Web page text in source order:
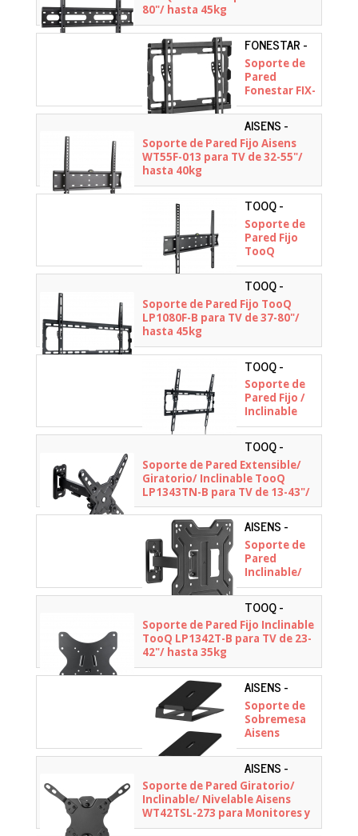
80"/ hasta 45kg
FONESTAR -
FIX-022EN
Soporte de
Pared
Fonestar FIX-
022EN para
TV de 23-55"/
hasta 45kg
AISENS -
WT55F-013
Soporte de Pared Fijo Aisens
WT55F-013 para TV de 32-55"/
hasta 40kg
TOOQ -
LP4155F-B
Soporte de
Pared Fijo
TooQ
LP4155F-B
para TV de
32-55"/ hasta
40kg
TOOQ -
LP1080F-B
Soporte de Pared Fijo TooQ
LP1080F-B para TV de 37-80"/
hasta 45kg
TOOQ -
LP1071T-B
Soporte de
Pared Fijo /
Inclinable
TooQ
LP1071T-B
para TV de
32-70"/ hasta
45kg
TOOQ -
LP1343TN-B
Soporte de Pared Extensible/
Giratorio/ Inclinable TooQ
LP1343TN-B para TV de 13-43"/
hasta 20kg
AISENS -
WT43TSE-
411
Soporte de
Pared
Inclinable/
Giratorio
Aisens
WT43TSE-411
para TV de
23-43"/ hasta
TOOQ -
LP1342T-B
Soporte de Pared Fijo Inclinable
TooQ LP1342T-B para TV de 23-
42"/ hasta 35kg
AISENS -
SPK08U-427
Soporte de
Sobremesa
Aisens
SPK08U-427
para
Altavoces/
hasta 10kg
AISENS -
WT42TSL-
273
Soporte de Pared Giratorio/
Inclinable/ Nivelable Aisens
WT42TSL-273 para Monitores y
TV de 13-42"/ hasta 20kg